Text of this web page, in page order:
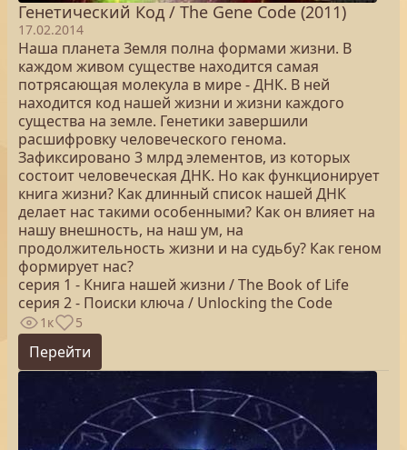
Генетический Код / The Gene Code (2011)
17.02.2014
Наша планета Земля полна формами жизни. В
каждом живом существе находится самая
потрясающая молекула в мире - ДНК. В ней
находится код нашей жизни и жизни каждого
существа на земле. Генетики завершили
расшифровку человеческого генома.
Зафиксировано 3 млрд элементов, из которых
состоит человеческая ДНК. Но как функционирует
книга жизни? Как длинный список нашей ДНК
делает нас такими особенными? Как он влияет на
нашу внешность, на наш ум, на
продолжительность жизни и на судьбу? Как геном
формирует нас?
серия 1 - Книга нашей жизни / The Book of Life
серия 2 - Поиски ключа / Unlocking the Code
1к 5
Перейти